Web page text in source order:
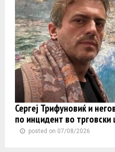
Сергеј Трифуновиќ и
по инцидент во
posted on 07/08/2026